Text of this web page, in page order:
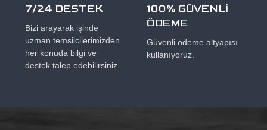
7/24 DESTEK
Bizi arayarak işinde
uzman temsilcilerimizden
her konuda bilgi ve
destek talep edebilirsiniz
100% GÜVENLİ
ÖDEME
Güvenli ödeme altyapısı
kullanıyoruz.